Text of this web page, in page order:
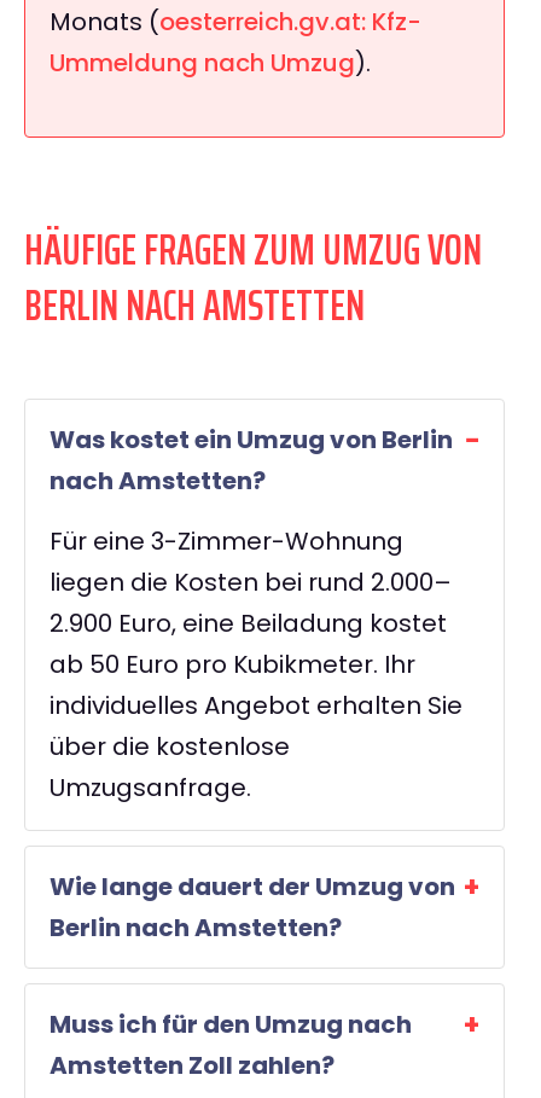
Monats (oesterreich.gv.at: Kfz-
Ummeldung nach Umzug).
HÄUFIGE FRAGEN ZUM UMZUG VON
BERLIN NACH AMSTETTEN
Was kostet ein Umzug von Berlin
nach Amstetten?
Für eine 3-Zimmer-Wohnung
liegen die Kosten bei rund 2.000–
2.900 Euro, eine Beiladung kostet
ab 50 Euro pro Kubikmeter. Ihr
individuelles Angebot erhalten Sie
über die kostenlose
Umzugsanfrage.
Wie lange dauert der Umzug von
Berlin nach Amstetten?
Muss ich für den Umzug nach
Amstetten Zoll zahlen?